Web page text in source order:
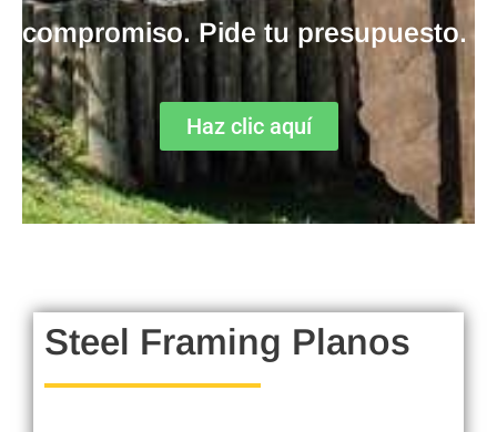
compromiso. Pide tu presupuesto.
Haz clic aquí
Steel Framing Planos